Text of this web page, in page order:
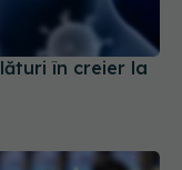
în creier la